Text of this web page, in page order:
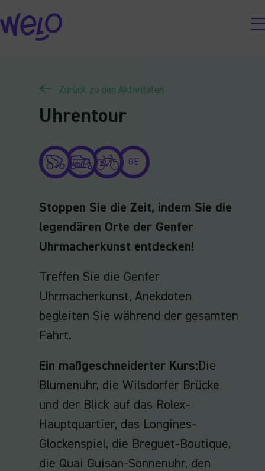
Skip
to
content
Zurück zu den Aktivitäten
Uhrentour
GE
Stoppen Sie die Zeit, indem Sie die
legendären Orte der Genfer
Uhrmacherkunst entdecken!
Treffen Sie die Genfer
Uhrmacherkunst, Anekdoten
begleiten Sie während der gesamten
Fahrt.
Ein maßgeschneiderter Kurs: Die
Blumenuhr, die Wilsdorfer Brücke
und der Blick auf das Rolex-
Hauptquartier, das Longines-
Glockenspiel, die Breguet-Boutique,
die Quai Guisan-Sonnenuhr, den